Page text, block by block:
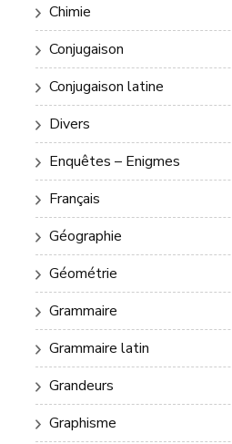
Chimie
Conjugaison
Conjugaison latine
Divers
Enquêtes – Enigmes
Français
Géographie
Géométrie
Grammaire
Grammaire latin
Grandeurs
Graphisme